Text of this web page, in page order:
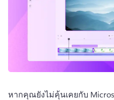
หากคุณยังไม่คุ้นเคยกับ